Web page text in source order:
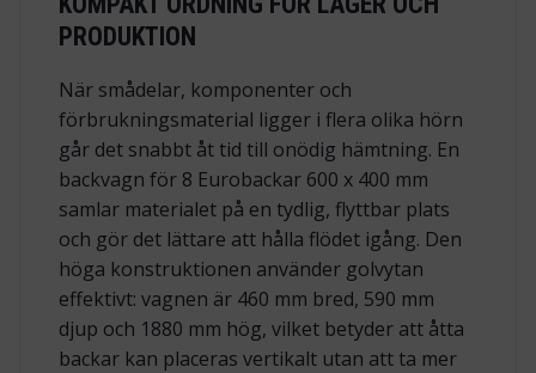
PRODUKTION
När smådelar, komponenter och
förbrukningsmaterial ligger i flera olika hörn
går det snabbt åt tid till onödig hämtning. En
backvagn för 8 Eurobackar 600 x 400 mm
samlar materialet på en tydlig, flyttbar plats
och gör det lättare att hålla flödet igång. Den
höga konstruktionen använder golvytan
effektivt: vagnen är 460 mm bred, 590 mm
djup och 1880 mm hög, vilket betyder att åtta
backar kan placeras vertikalt utan att ta mer